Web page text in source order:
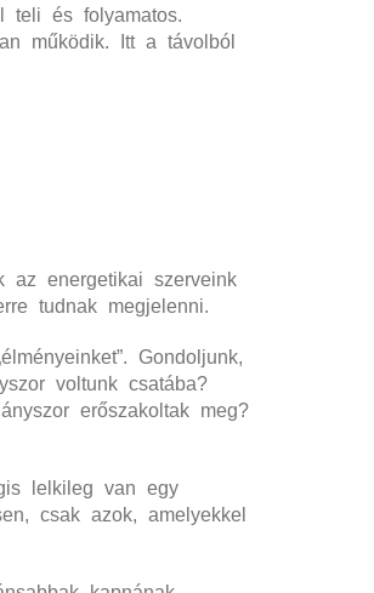
teli és folyamatos.
működik. Itt a távolból
az energetikai szerveink
tudnak megjelenni.
Gondoljunk,
voltunk csatába?
erőszakoltak meg?
lelkileg van egy
csak azok, amelyekkel